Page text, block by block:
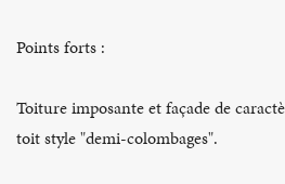
Points forts :
Toiture imposante et façade de
toit style "demi-colombages".